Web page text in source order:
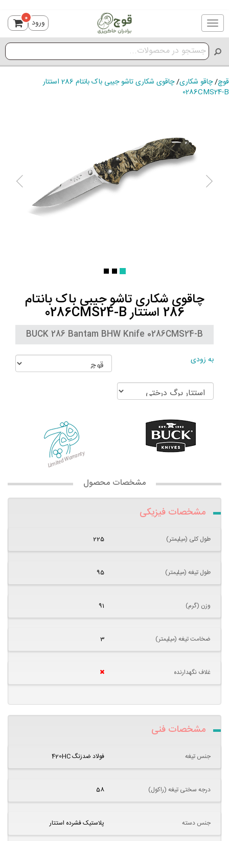
Toggle
navigation
ورود 0
قوچ/چاقو شکاری/
چاقوی شکاری تاشو جیبی باک بانتام 286 استتار
0286CMS24-B
چاقوی شکاری تاشو جیبی باک بانتام
286 استتار 0286CMS24-B
BUCK 286 Bantam BHW Knife 0286CMS24-B
به زودی
مشخصات محصول
مشخصات فیزیکی
طول کلی (میلیمتر) 225
طول تیغه (میلیمتر) 95
وزن (گرم) 91
ضخامت تیغه (میلیمتر) 3
غلاف نگهدارنده
مشخصات فنی
جنس تیغه فولاد ضدزنگ 420HC
درجه سختی تیغه (راکول) 58
جنس دسته پلاستیک فشرده استتار